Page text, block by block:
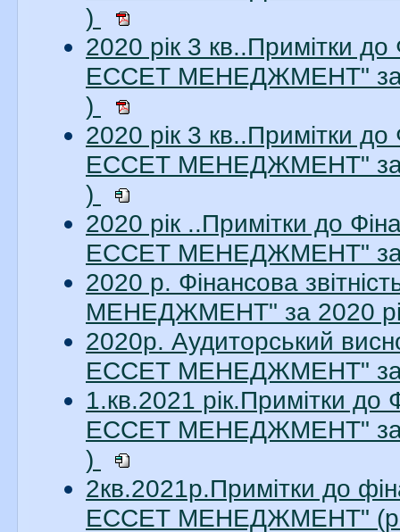
)
2020 рік 3 кв..Примітки
ЕССЕТ МЕНЕДЖМЕНТ" за
)
2020 рік 3 кв..Примітки
ЕССЕТ МЕНЕДЖМЕНТ" за
)
2020 рік ..Примітки до
ЕССЕТ МЕНЕДЖМЕНТ" за
2020 р. Фінансова
МЕНЕДЖМЕНТ" за 2020
2020р. Аудиторський
ЕССЕТ МЕНЕДЖМЕНТ" за
1.кв.2021 рік.Примітки до
ЕССЕТ МЕНЕДЖМЕНТ" за
)
2кв.2021р.Примітки до
ЕССЕТ МЕНЕДЖМЕНТ"